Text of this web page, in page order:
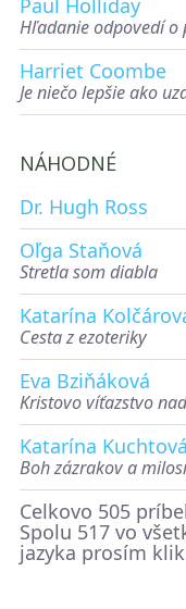
Hľadanie odpovedí o
Harriet Coombe
Je niečo lepšie ako
NÁHODNÉ
Dr. Hugh Ross
Oľga Staňová
Stretla som diabla
Katarína
Cesta z ezoteriky
Eva Bziňáková
Kristovo víťazstvo
Katarína Kuchtová
Boh zázrakov a
Celkovo 505
Spolu 517 vo
jazyka prosím